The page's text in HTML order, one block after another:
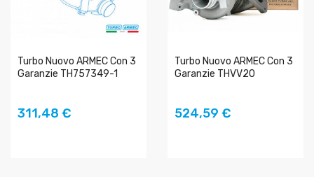
Turbo Nuovo ARMEC Con 3
Garanzie TH757349-1
311,48 €AGGIUNGI AL
Turbo Nuovo ARMEC Con 3
Garanzie THVV20
524,59 €AGGIUNGI AL